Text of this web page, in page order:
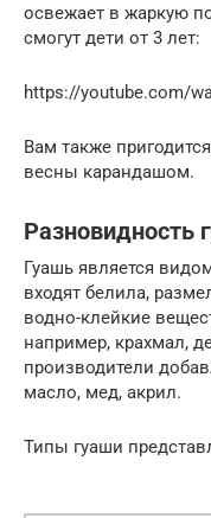
освежает в жаркую
смогут дети от 3 лет:
https://youtube.com/
Вам также
весны карандашом.
Разновидность
Гуашь является
входят белила,
водно-клейкие
например, крахмал,
производители
масло, мед, акрил.
Типы гуаши